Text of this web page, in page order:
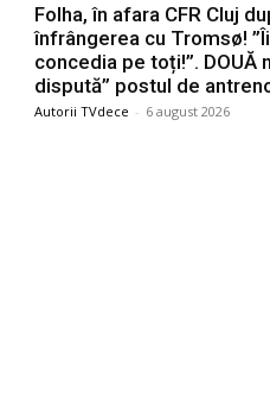
Folha, în afara CFR Cluj
înfrângerea cu Tromsø!
concedia pe toți!”. DOUĂ
dispută” postul de
Autorii TVdece - 6 august 2026